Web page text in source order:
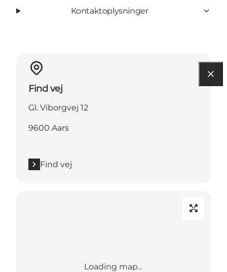
Kontaktoplysninger
Find vej
Gl. Viborgvej 12
9600 Aars
Find vej
Loading map...